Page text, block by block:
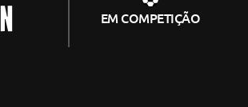
EM COMPETIÇÃO